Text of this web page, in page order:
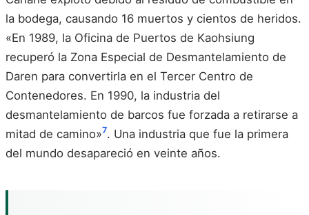
la bodega, causando 16 muertos y cientos de heridos.
«En 1989, la Oficina de Puertos de Kaohsiung
recuperó la Zona Especial de Desmantelamiento de
Daren para convertirla en el Tercer Centro de
Contenedores. En 1990, la industria del
desmantelamiento de barcos fue forzada a retirarse a
mitad de camino»7. Una industria que fue la primera
del mundo desapareció en veinte años.